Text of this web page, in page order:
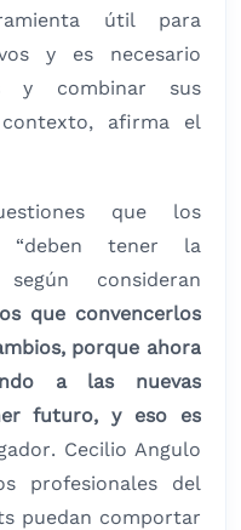
útil para
y es necesario
y combinar sus
afirma el
que los
“deben tener la
consideran
que convencerlos
porque ahora
a las nuevas
futuro, y eso es
Cecilio Angulo
profesionales del
puedan comportar